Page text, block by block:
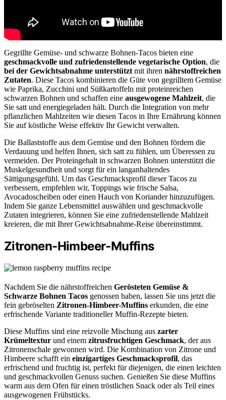
Gegrillte Gemüse- und schwarze Bohnen-Tacos bieten eine
geschmackvolle und zufriedenstellende vegetarische Option, die
bei der Gewichtsabnahme unterstütztmit ihren nährstoffreichen
Zutaten. Diese Tacos kombinieren die Güte von gegrilltem Gemüse
wie Paprika, Zucchini und Süßkartoffeln mit proteinreichen
schwarzen Bohnen und schaffen eine ausgewogene Mahlzeit, die
Sie satt und energiegeladen hält. Durch die Integration von mehr
pflanzlichen Mahlzeiten wie diesen Tacos in Ihre Ernährung können
Sie auf köstliche Weise effektiv Ihr Gewicht verwalten.
Die Ballaststoffe aus dem Gemüse und den Bohnen fördern die
Verdauung und helfen Ihnen, sich satt zu fühlen, um Überessen zu
vermeiden. Der Proteingehalt in schwarzen Bohnen unterstützt die
Muskelgesundheit und sorgt für ein langanhaltendes
Sättigungsgefühl. Um das Geschmacksprofil dieser Tacos zu
verbessern, empfehlen wir, Toppings wie frische Salsa,
Avocadoscheiben oder einen Hauch von Koriander hinzuzufügen.
Indem Sie ganze Lebensmittel auswählen und geschmackvolle
Zutaten integrieren, können Sie eine zufriedenstellende Mahlzeit
kreieren, die mit Ihrer Gewichtsabnahme-Reise übereinstimmt.
Zitronen-Himbeer-Muffins
Nachdem Sie die nährstoffreichen Gerösteten Gemüse &
Schwarze Bohnen Tacos genossen haben, lassen Sie uns jetzt die
fein gebröselten Zitronen-Himbeer-Muffins erkunden, die eine
erfrischende Variante traditioneller Muffin-Rezepte bieten.
Diese Muffins sind eine reizvolle Mischung aus zarter
Krümeltextur und einem zitrusfruchtigen Geschmack, der aus
Zitronenschale gewonnen wird. Die Kombination von Zitrone und
Himbeere schafft ein einzigartiges Geschmacksprofil, das
erfrischend und fruchtig ist, perfekt für diejenigen, die einen leichten
und geschmackvollen Genuss suchen. Genießen Sie diese Muffins
warm aus dem Ofen für einen tröstlichen Snack oder als Teil eines
ausgewogenen Frühstücks.